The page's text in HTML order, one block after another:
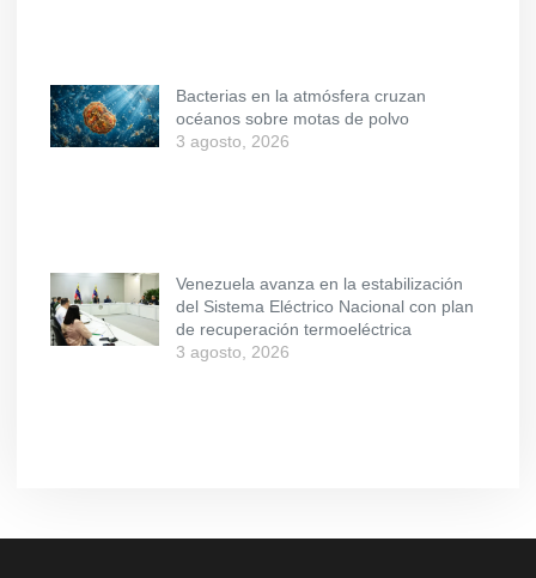
Bacterias en la atmósfera cruzan
océanos sobre motas de polvo
3 agosto, 2026
Venezuela avanza en la estabilización
del Sistema Eléctrico Nacional con plan
de recuperación termoeléctrica
3 agosto, 2026